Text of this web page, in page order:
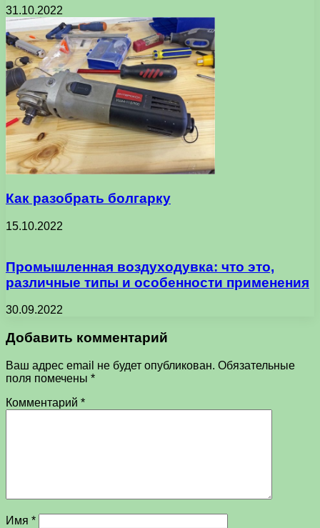
31.10.2022
Как разобрать болгарку
15.10.2022
Промышленная воздуходувка: что это,
различные типы и особенности применения
30.09.2022
Добавить комментарий
Ваш адрес email не будет опубликован. Обязательные
поля помечены *
Комментарий *
Имя *